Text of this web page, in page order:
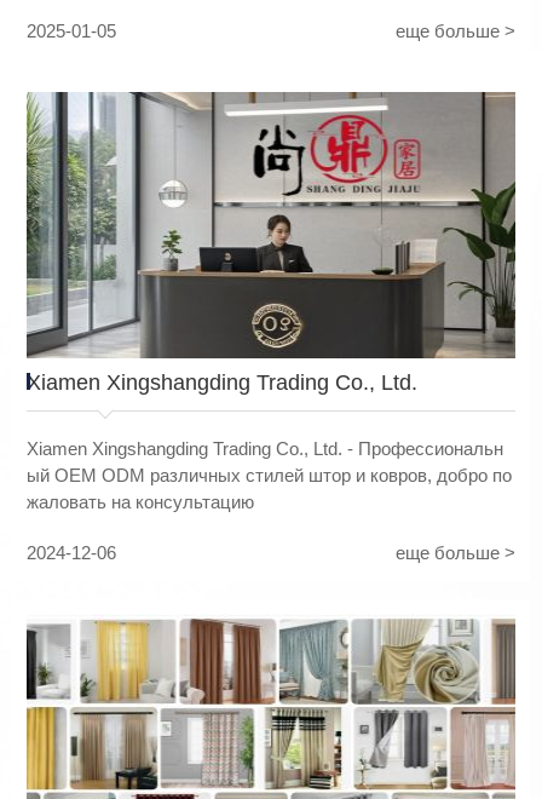
2025-01-05
еще больше >
Xiamen Xingshangding Trading Co., Ltd.
Xiamen Xingshangding Trading Co., Ltd. - Профессиональн
ый OEM ODM различных стилей штор и ковров, добро по
жаловать на консультацию
2024-12-06 еще больше >